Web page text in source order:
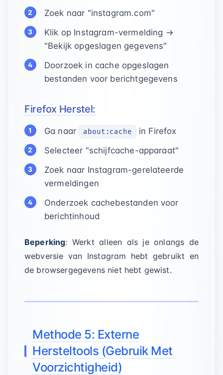
Zoek naar "instagram.com"
Klik op Instagram-vermelding →
"Bekijk opgeslagen gegevens"
Doorzoek in cache opgeslagen
bestanden voor berichtgegevens
Firefox Herstel:
Ga naar about:cache
in Firefox
Selecteer "schijfcache-apparaat"
Zoek naar Instagram-gerelateerde
vermeldingen
Onderzoek cachebestanden voor
berichtinhoud
Beperking: Werkt alleen als je onlangs de
webversie van Instagram hebt gebruikt en
de browsergegevens niet hebt gewist.
Methode 5: Externe
Hersteltools (Gebruik Met
Voorzichtigheid)